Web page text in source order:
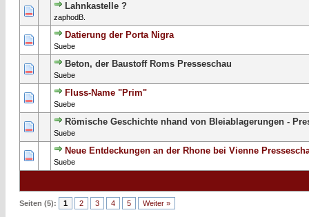
Lahnkastelle ?
zaphodB.
0 Bewertung(en) - 0 von 5 durchschnittlich
Datierung der Porta Nigra
Suebe
0 Bewertung(en) - 0 von 5 durchschnittlich
12
Beton, der Baustoff Roms Presseschau
Suebe
0 Bewertung(en) - 0 von 5 durchschnittlich
123 45
Fluss-Name "Prim"
Suebe
0 Bewertung(en) - 0 von 5 durchschnittlich
Römische Geschichte nhand von Bleiablagerungen -
Suebe
0 Bewertung(en) - 0 von 5 durchschnittlich
1234 5
Neue Entdeckungen an der Rhone bei Vienne
Suebe
0 Bewertung(en) - 0 von 5 durchschnittlich
12 345
Seiten (5): 1 2 3 4 5 Weiter »